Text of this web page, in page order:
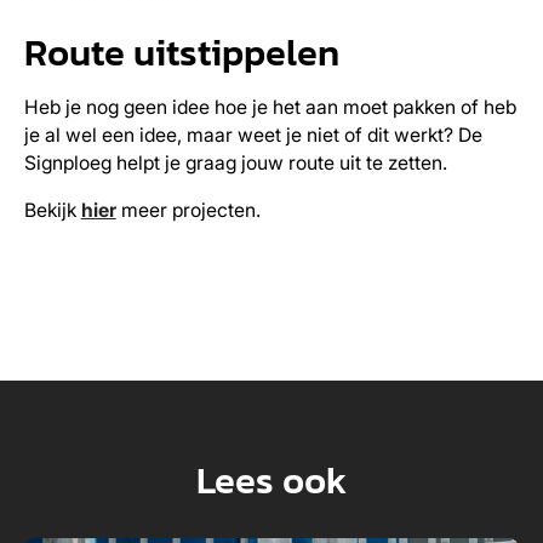
Route uitstippelen
Heb je nog geen idee hoe je het aan moet pakken of heb
je al wel een idee, maar weet je niet of dit werkt? De
Signploeg helpt je graag jouw route uit te zetten.
Bekijk hiermeer projecten.
Lees ook